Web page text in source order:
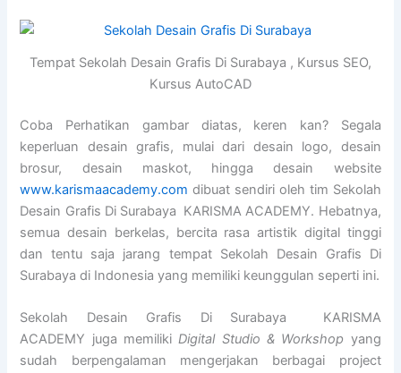
Tempat Sekolah Desain Grafis Di Surabaya , Kursus SEO,
Kursus AutoCAD
Coba Perhatikan gambar diatas, keren kan? Segala
keperluan desain grafis, mulai dari desain logo, desain
brosur, desain maskot, hingga desain website
www.karismaacademy.com dibuat sendiri oleh tim Sekolah
Desain Grafis Di Surabaya KARISMA ACADEMY. Hebatnya,
semua desain berkelas, bercita rasa artistik digital tinggi
dan tentu saja jarang tempat Sekolah Desain Grafis Di
Surabaya di Indonesia yang memiliki keunggulan seperti ini.
Sekolah Desain Grafis Di Surabaya KARISMA
ACADEMY juga memilikiDigital Studio & Workshop yang
sudah berpengalaman mengerjakan berbagai project